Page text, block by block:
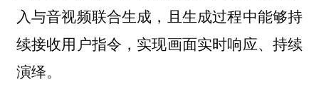
入与音视频联合生成，且生成过程中能够持
续接收用户指令，实现画面实时响应、持续
演绎。